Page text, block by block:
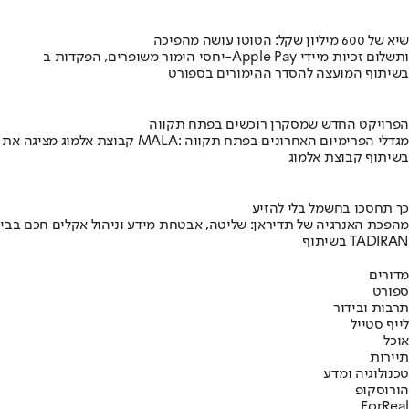
שיא של 600 מיליון שקל: הטוטו עושה מהפיכה
יחסי הימור משופרים, הפקדות ב-Apple Pay ותשלום זכיות מיידי
בשיתוף המועצה להסדר ההימורים בספורט
הפרויקט החדש שמסקרן רוכשים בפתח תקווה
קבוצת אלמוג מציגה את פרויקט MALA: מגדלי הפרימיום האחרונים בפתח תקווה
בשיתוף קבוצת אלמוג
כך תחסכו בחשמל בלי להזיע
מהפכת האנרגיה של תדיראן: שליטה, אבטחת מידע וניהול אקלים חכם
בשיתוף TADIRAN
מדורים
ספורט
תרבות ובידור
לייף סטייל
אוכל
תיירות
טכנולוגיה ומדע
הורוסקופ